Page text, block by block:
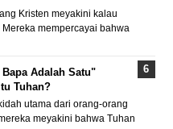
Kristen meyakini kalau
mempercayai bahwa
Adalah Satu"
Tuhan?
utama dari orang-orang
meyakini bahwa Tuhan